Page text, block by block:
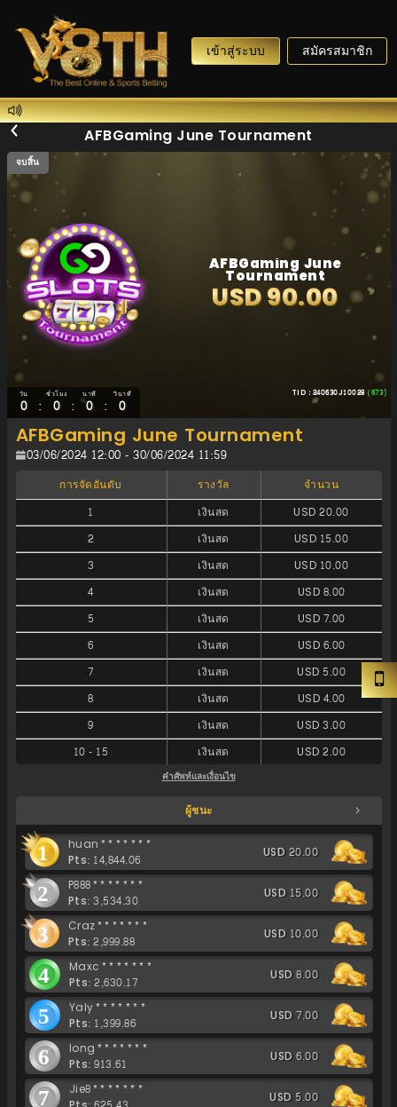
เข้าสู่ระบบ สมัครสมาชิก
AFBGaming June Tournament
จบสิ้น
วัน
0 :
ชั่วโมง
0 :
นาที
0 :
วินาที
0
TID : 240630J10028 (673)
AFBGaming June
Tournament
USD 90.00
AFBGaming June Tournament
03/06/2024 12:00 - 30/06/2024 11:59
การจัดอันดับ รางวัล จำนวน
1 เงินสด
USD 20.00
2
เงินสด
USD 15.00
3
เงินสด
USD 10.00
4
เงินสด
USD 8.00
5
เงินสด
USD 7.00
6
เงินสด
USD 6.00
7
เงินสด
USD 5.00
8
เงินสด
USD 4.00
9
เงินสด
USD 3.00
10- 15 เงินสด USD 2.00
คำศัพท์และเงื่อนไข
ผู้ชนะ
1
huan*******
Pts: 14,844.06
USD 20.00
2
P888*******
Pts: 3,534.30
USD 15.00
3
Craz*******
Pts: 2,999.88
USD 10.00
4
Maxc*******
Pts: 2,630.17
USD 8.00
5
Yaly*******
Pts: 1,399.86
USD 7.00
6
long*******
Pts: 913.61
USD 6.00
7
Jie8*******
USD 5.00